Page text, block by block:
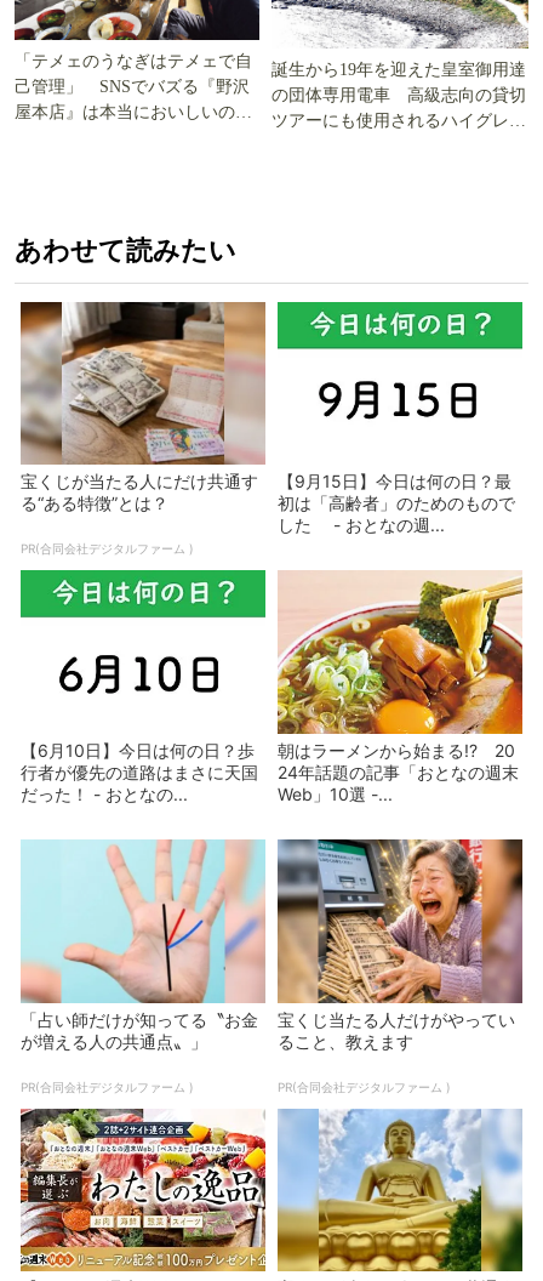
「テメェのうなぎはテメェで自
己管理」 SNSでバズる『野沢
屋本店』は本当においしいの
誕生から19年を迎えた皇室御用達
の団体専用電車 高級志向の貸切
ツアーにも使用されるハイグレー
あわせて読みたい
宝くじが当たる人にだけ共通す
る“ある特徴”とは？
PR(合同会社デジタルファーム )
【9月15日】今日は何の日？最
初は「高齢者」のためのもので
した - おとなの週...
【6月10日】今日は何の日？歩
行者が優先の道路はまさに天国
だった！ - おとなの...
朝はラーメンから始まる!? 20
24年話題の記事「おとなの週末
Web」10選 -...
「占い師だけが知ってる〝お金
が増える人の共通点〟」
PR(合同会社デジタルファーム )
宝くじ当たる人だけがやってい
ること、教えます
PR(合同会社デジタルファーム )